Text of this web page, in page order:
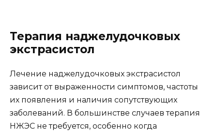
Терапия наджелудочковых
экстрасистол
Лечение наджелудочковых экстрасистол
зависит от выраженности симптомов, частоты
их появления и наличия сопутствующих
заболеваний. В большинстве случаев терапия
НЖЭС не требуется, особенно когда